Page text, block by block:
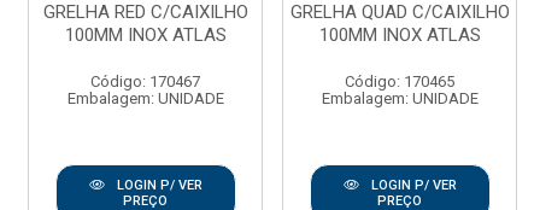
GRELHA RED C/CAIXILHO
100MM INOX ATLAS
Código: 170467
Embalagem: UNIDADE
LOGIN P/ VER
PREÇO
GRELHA QUAD C/CAIXILHO
100MM INOX ATLAS
Código: 170465
Embalagem: UNIDADE
LOGIN P/ VER
PREÇO